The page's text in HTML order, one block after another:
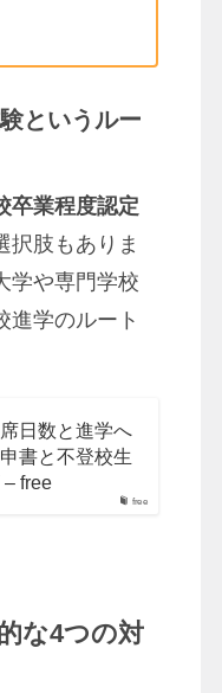
というルー
卒業程度認定
択肢もありま
学や専門学校
進学のルート
free
日数と進学へ
書と不登校生
free
な4つの対